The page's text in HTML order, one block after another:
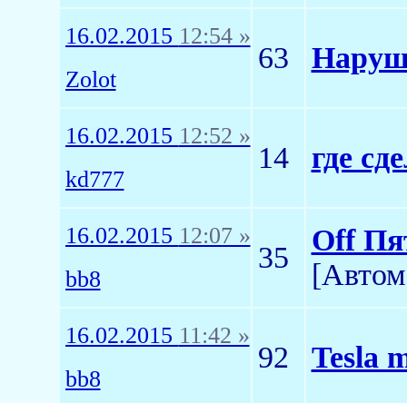
16.02.2015 12:54 »
Zolot
63
16.02.2015 12:52 »
kd777
14 где
16.02.2015 12:07 »
bb8
35
Off
16.02.2015 11:42 »
bb8
92 Tesla